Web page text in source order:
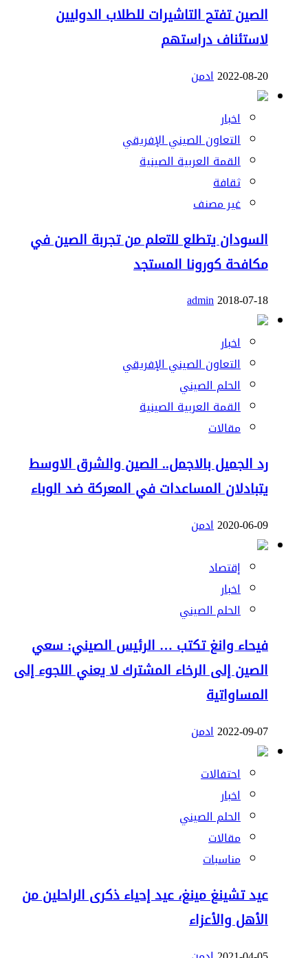
الصين تفتح التاشيرات للطلاب الدوليين
لاستئناف دراستهم
2022-08-20ادمن
اخبار
التعاون الصيني الإفريقي
القمة العربية الصينية
ثقافة
غير مصنف
السودان يتطلع للتعلم من تجربة الصين في
مكافحة كورونا المستجد
2018-07-18
admin
اخبار
التعاون الصيني الإفريقي
الحلم الصيني
القمة العربية الصينية
مقالات
رد الجميل بالاجمل.. الصين والشرق الاوسط
يتبادلان المساعدات في المعركة ضد الوباء
2020-06-09ادمن
إقتصاد
اخبار
الحلم الصيني
فيحاء وانغ تكتب … الرئيس الصيني: سعي
الصين إلى الرخاء المشترك لا يعني اللجوء إلى
المساواتية
2022-09-07ادمن
احتفالات
اخبار
الحلم الصيني
مقالات
مناسبات
عيد تشينغ مينغ، عيد إحياء ذكرى الراحلين من
الأهل والأعزاء